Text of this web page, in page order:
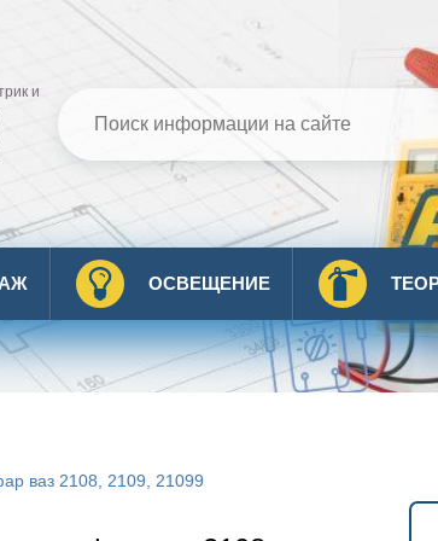
и
ОСВЕЩЕНИЕ
ваз 2108, 2109, 21099